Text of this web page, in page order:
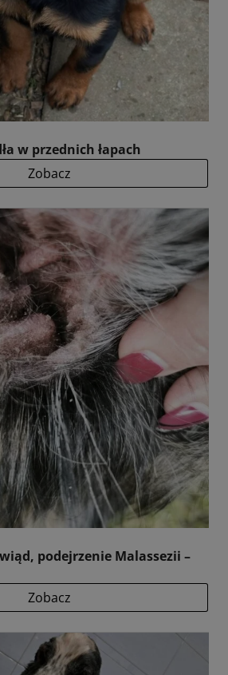
w przednich łapach
Zobacz
podejrzenie Malassezii –
Zobacz